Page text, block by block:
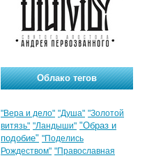
Облако тегов
"Вера и дело" "Душа" "Золотой
витязь" "Ландыши" "Образ и
подобие" "Поделись
Рождеством" "Православная